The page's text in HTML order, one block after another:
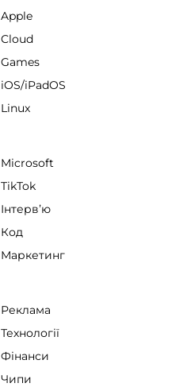
Apple
Cloud
Games
iOS/iPadOS
Linux
Microsoft
TikTok
Інтервʼю
Код
Маркетинг
Реклама
Технології
Фінанси
Чипи